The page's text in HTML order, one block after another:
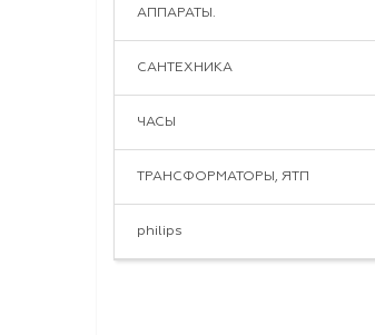
АППАРАТЫ.
САНТЕХНИКА
ЧАСЫ
ТРАНСФОРМАТОРЫ, ЯТП
philips